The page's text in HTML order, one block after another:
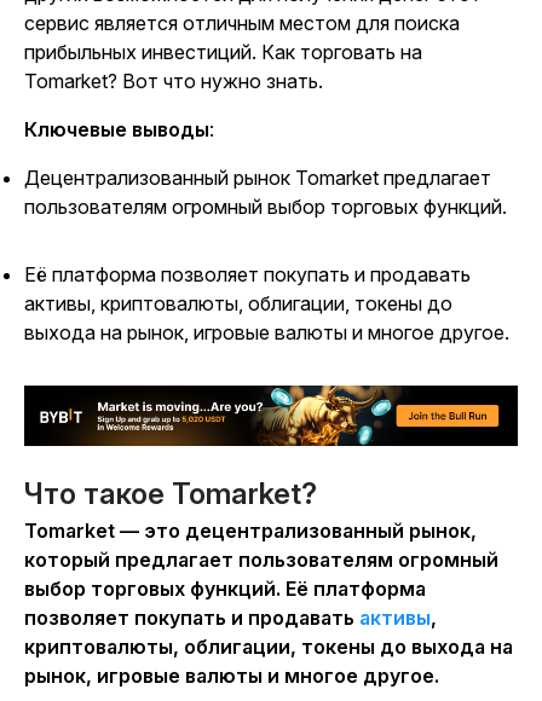
сервис является отличным местом для поиска
прибыльных инвестиций. Как торговать на
Tomarket? Вот что нужно знать.
Ключевые выводы:
Децентрализованный рынок Tomarket предлагает
пользователям огромный выбор торговых функций.
Её платформа позволяет покупать и продавать
активы, криптовалюты, облигации, токены до
выхода на рынок, игровые валюты и многое другое.
Что такое Tomarket?
Tomarket — это децентрализованный рынок,
который предлагает пользователям огромный
выбор торговых функций. Её платформа
позволяет покупать и продавать активы,
криптовалюты, облигации, токены до выхода на
рынок, игровые валюты и многое другое.